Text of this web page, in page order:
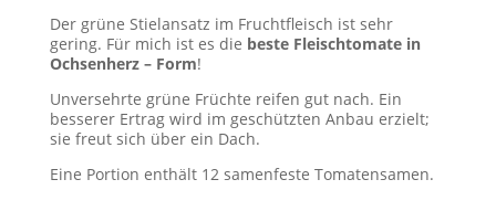
Der grüne Stielansatz im Fruchtfleisch ist sehr
gering. Für mich ist es die beste Fleischtomate in
Ochsenherz – Form!
Unversehrte grüne Früchte reifen gut nach. Ein
besserer Ertrag wird im geschützten Anbau erzielt;
sie freut sich über ein Dach.
Eine Portion enthält 12 samenfeste Tomatensamen.